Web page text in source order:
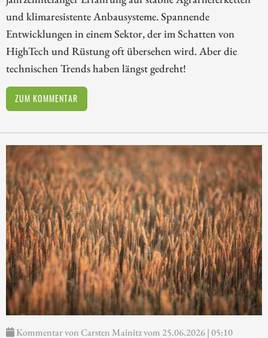
und klimaresistente Anbausysteme. Spannende
Entwicklungen in einem Sektor, der im Schatten von
HighTech und Rüstung oft übersehen wird. Aber die
technischen Trends haben längst gedreht!
ZUM KOMMENTAR
Kommentar von Carsten Mainitz vom 25.06.2026 | 05:10